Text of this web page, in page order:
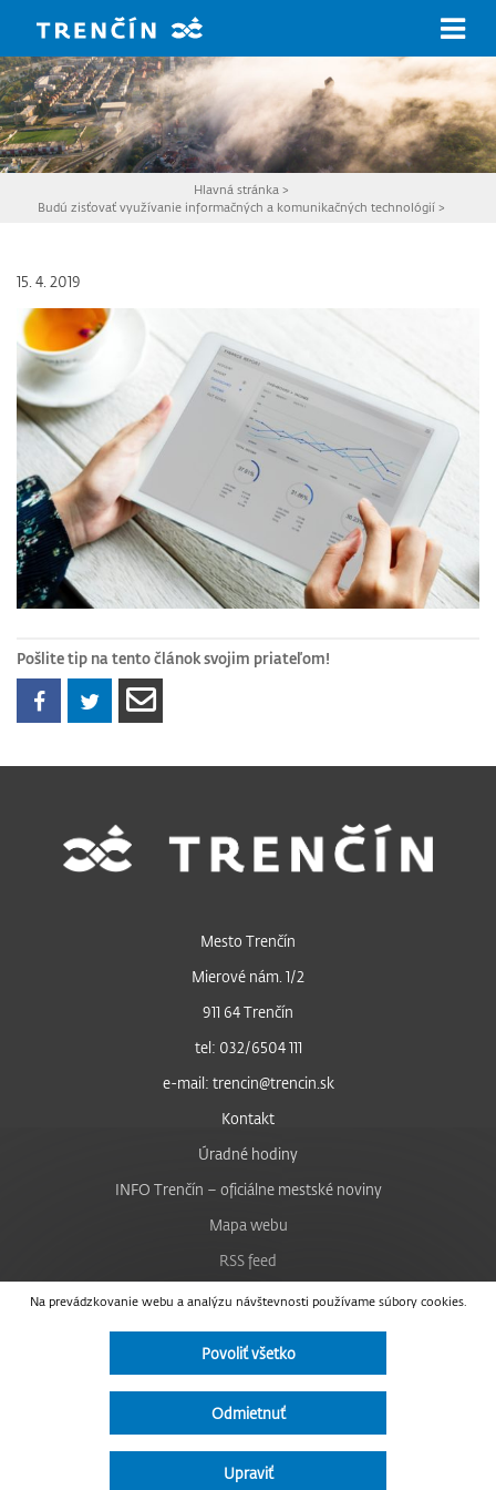
Hlavná stránka >
Budú zisťovať využívanie informačných a komunikačných technológií >
15. 4. 2019
Pošlite tip na tento článok svojim priateľom!
Na prevádzkovanie webu a analýzu návštevnosti používame súbory cookies.
Povoliť všetko
Odmietnuť
Upraviť
Mesto Trenčín
Mierové nám. 1/2
911 64 Trenčín
tel: 032/6504 111
e-mail: trencin@trencin.sk
Kontakt
Úradné hodiny
INFO Trenčín – oficiálne mestské noviny
Mapa webu
RSS feed
Nastavenie cookies
Facebook
Instagram
Vyhlásenie o prístupnosti